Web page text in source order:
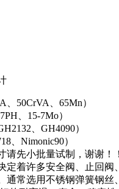
50CrVA、65Mn）
、15-7Mo）
、GH4090）
、Nimonic90）
请先小批量试制，谢谢！
定着许多安全阀、止回
通常选用不锈钢弹簧钢